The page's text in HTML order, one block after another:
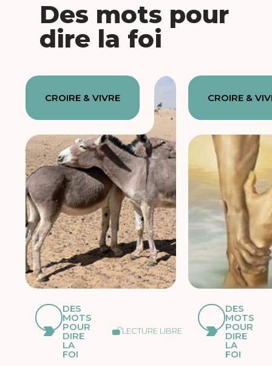
Des mots pour
dire la foi
CROIRE & VIVRE
DES
MOTS
POUR
DIRE
LA
FOI
LECTURE LIBRE
CROIRE &
DES
MOTS
POUR
DIRE
LA
FOI